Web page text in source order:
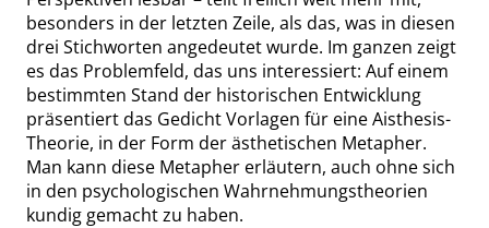
besonders in der letzten Zeile, als das, was in diesen
drei Stichworten angedeutet wurde. Im ganzen zeigt
es das Problemfeld, das uns interessiert: Auf einem
bestimmten Stand der historischen Entwicklung
präsentiert das Gedicht Vorlagen für eine Aisthesis-
Theorie, in der Form der ästhetischen Metapher.
Man kann diese Metapher erläutern, auch ohne sich
in den psychologischen Wahrnehmungstheorien
kundig gemacht zu haben.